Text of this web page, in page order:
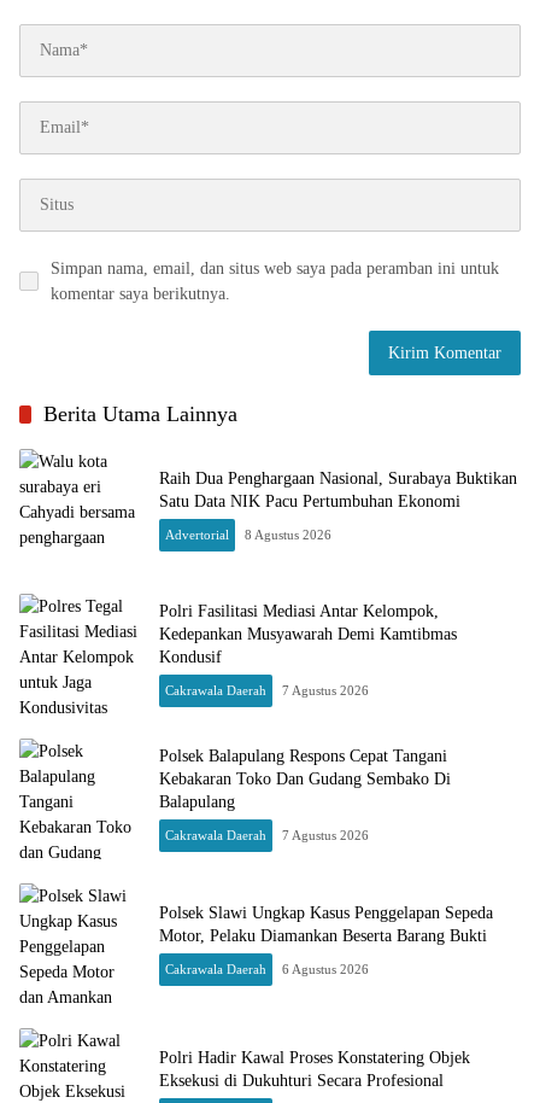
Simpan nama, email, dan situs web saya pada peramban ini untuk
komentar saya berikutnya.
Berita Utama Lainnya
Raih Dua Penghargaan Nasional, Surabaya Buktikan
Satu Data NIK Pacu Pertumbuhan Ekonomi
Advertorial 8 Agustus 2026
Polri Fasilitasi Mediasi Antar Kelompok,
Kedepankan Musyawarah Demi Kamtibmas
Kondusif
Cakrawala Daerah 7 Agustus 2026
Polsek Balapulang Respons Cepat Tangani
Kebakaran Toko Dan Gudang Sembako Di
Balapulang
Cakrawala Daerah 7 Agustus 2026
Polsek Slawi Ungkap Kasus Penggelapan Sepeda
Motor, Pelaku Diamankan Beserta Barang Bukti
Cakrawala Daerah 6 Agustus 2026
Polri Hadir Kawal Proses Konstatering Objek
Eksekusi di Dukuhturi Secara Profesional